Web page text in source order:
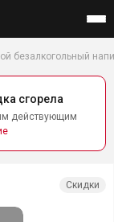
Найти
безалкогольный
сгорела
действующим
Скидки